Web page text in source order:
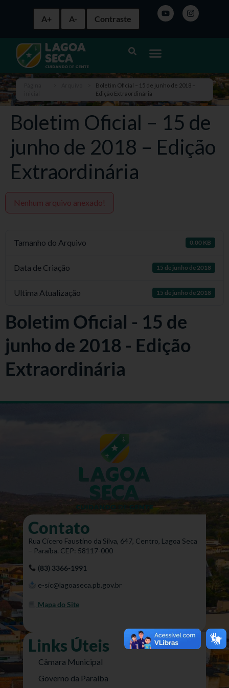
A+ A- Contraste
Boletim Oficial – 15 de junho de 2018 –
Edição Extraordinária
Boletim Oficial – 15 de
junho de 2018 – Edição
Extraordinária
Nenhum arquivo anexado!
Tamanho do Arquivo 0.00 KB
Data de Criação 15 de junho de 2018
Ultima Atualização 15 de junho de 2018
Boletim Oficial - 15 de
junho de 2018 - Edição
Extraordinária
Contato
Rua Cícero Faustino da Silva, 647, Centro, Lagoa Seca
– Paraíba. CEP: 58117-000
(83) 3366-1991
e-sic@lagoaseca.pb.gov.br
Mapa do Site
Links Úteis
Câmara Municipal
Governo da Paraíba